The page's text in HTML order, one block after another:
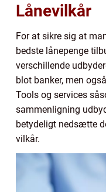
Lånevilkår
For at sikre sig at
bedste lånepenge
verschillende
blot banker, men
Tools og services
sammenligning
betydeligt nedsætte
vilkår.